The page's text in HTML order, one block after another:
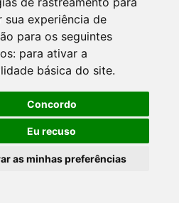
sua experiência de
para os seguintes
para ativar a
básica do site.
Concordo
Eu recuso
as minhas preferências